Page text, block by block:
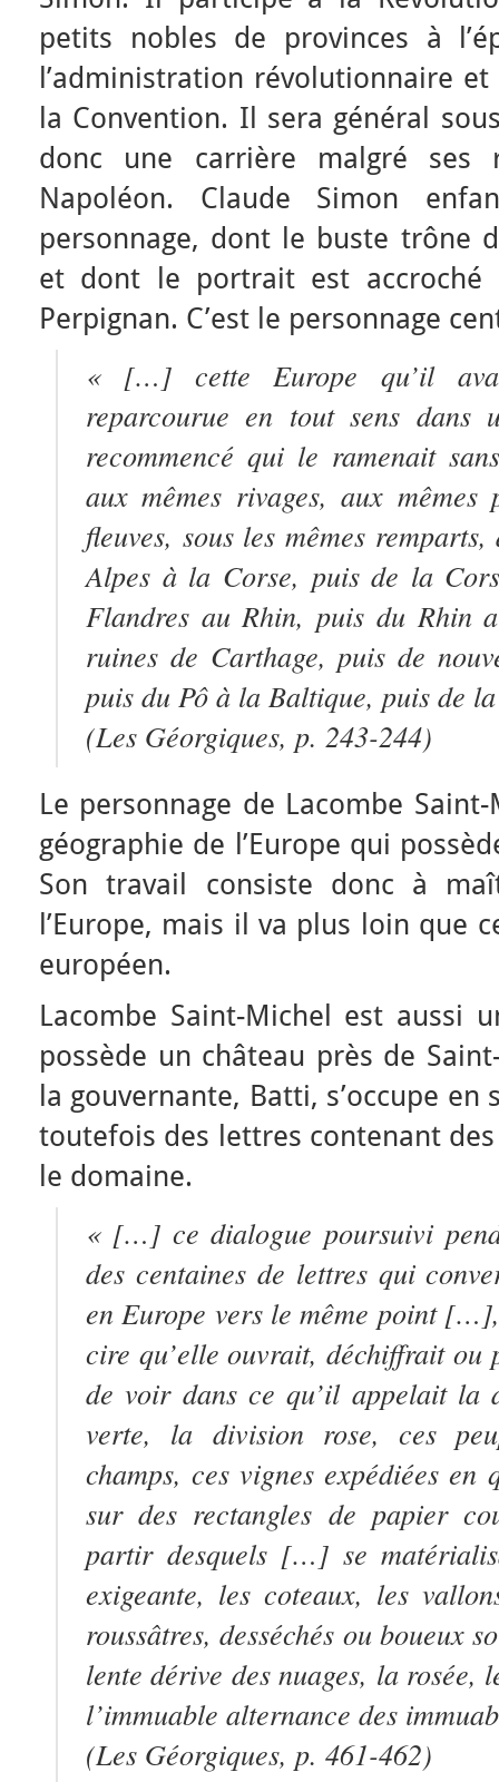
petits nobles de provinces à
l’administration révolutionnaire
la Convention. Il sera général
donc une carrière malgré ses
Napoléon. Claude Simon
personnage, dont le buste trône
et dont le portrait est accroché
Perpignan. C’est le personnage
« […] cette Europe qu’il
reparcourue en tout sens dans
recommencé qui le ramenait
aux mêmes rivages, aux mêmes
fleuves, sous les mêmes
Alpes à la Corse, puis de la
Flandres au Rhin, puis du Rhin
ruines de Carthage, puis de
puis du Pô à la Baltique, puis de
(Les Géorgiques, p. 243-244)
Le personnage de Lacombe
géographie de l’Europe qui
Son travail consiste donc à
l’Europe, mais il va plus loin que
européen.
Lacombe Saint-Michel est aussi
possède un château près de
la gouvernante, Batti, s’occupe
toutefois des lettres contenant
le domaine.
« […] ce dialogue poursuivi
des centaines de lettres qui
en Europe vers le même point
cire qu’elle ouvrait, déchiffrait ou
de voir dans ce qu’il appelait la
verte, la division rose, ces
champs, ces vignes expédiées
sur des rectangles de papier
partir desquels […] se
exigeante, les coteaux, les
roussâtres, desséchés ou boueux
lente dérive des nuages, la rosée,
l’immuable alternance des
(Les Géorgiques, p. 461-462)